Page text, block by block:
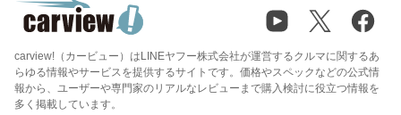
carview!（カービュー）はLINEヤフー株式会社が運営するクルマに関するあ
らゆる情報やサービスを提供するサイトです。価格やスペックなどの公式情
報から、ユーザーや専門家のリアルなレビューまで購入検討に役立つ情報を
多く掲載しています。